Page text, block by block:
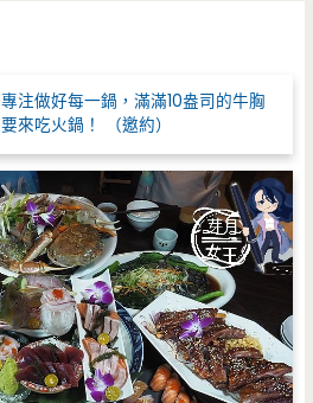
注做好每一鍋，滿滿10盎司的牛胸
來吃火鍋！ （邀約）